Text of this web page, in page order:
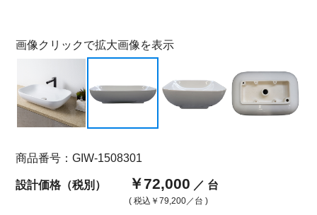
画像クリックで拡大画像を表示
商品番号：GIW-1508301
設計価格（税別） ￥72,000 ／ 台
( 税込 ￥79,200／台 )